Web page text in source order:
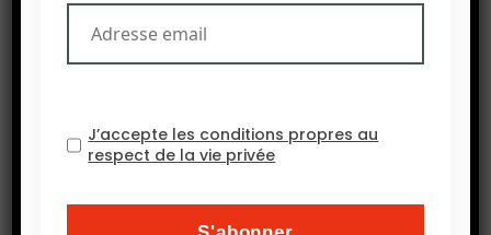
du développement agricoles sont largement
reconnus.
historique, la reconnaissance de l’expertise et et
de la représentation marocaine sur la scène
J’accepte les conditions propres au
respect de la vie privée